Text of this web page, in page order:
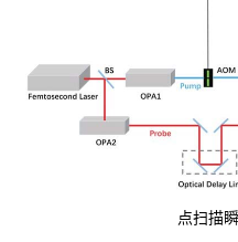
点扫描